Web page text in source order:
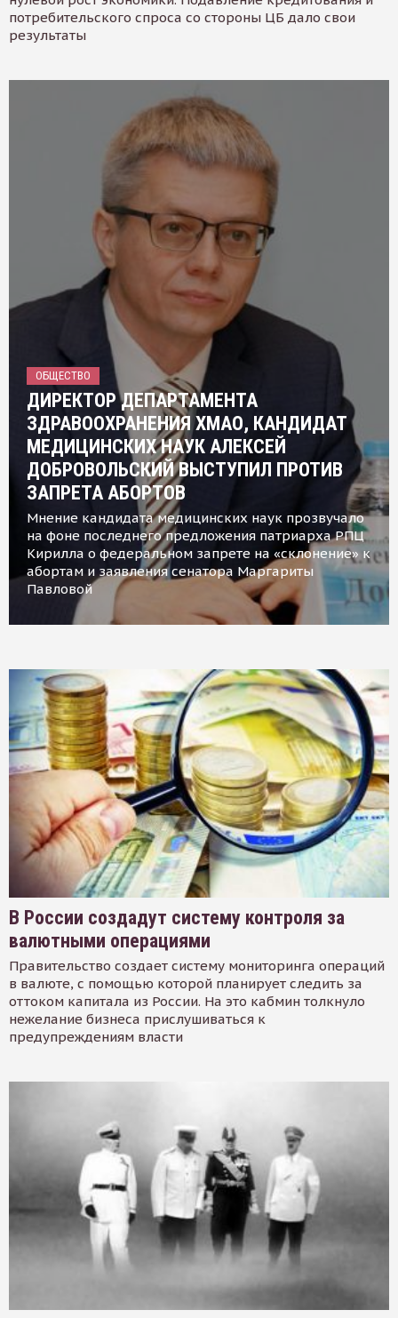
потребительского спроса со стороны ЦБ дало свои
результаты
ОБЩЕСТВО
ДИРЕКТОР ДЕПАРТАМЕНТА
ЗДРАВООХРАНЕНИЯ ХМАО, КАНДИДАТ
МЕДИЦИНСКИХ НАУК АЛЕКСЕЙ
ДОБРОВОЛЬСКИЙ ВЫСТУПИЛ ПРОТИВ
ЗАПРЕТА АБОРТОВ
Мнение кандидата медицинских наук прозвучало
на фоне последнего предложения патриарха РПЦ
Кирилла о федеральном запрете на «склонение» к
абортам и заявления сенатора Маргариты
Павловой
В России создадут систему контроля за
валютными операциями
Правительство создает систему мониторинга операций
в валюте, с помощью которой планирует следить за
оттоком капитала из России. На это кабмин толкнуло
нежелание бизнеса прислушиваться к
предупреждениям власти